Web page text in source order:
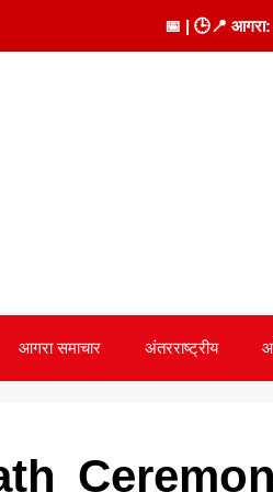
📅 | 🕒📍 आगरा:
आगरा समाचार अंतरराष्ट्रीय